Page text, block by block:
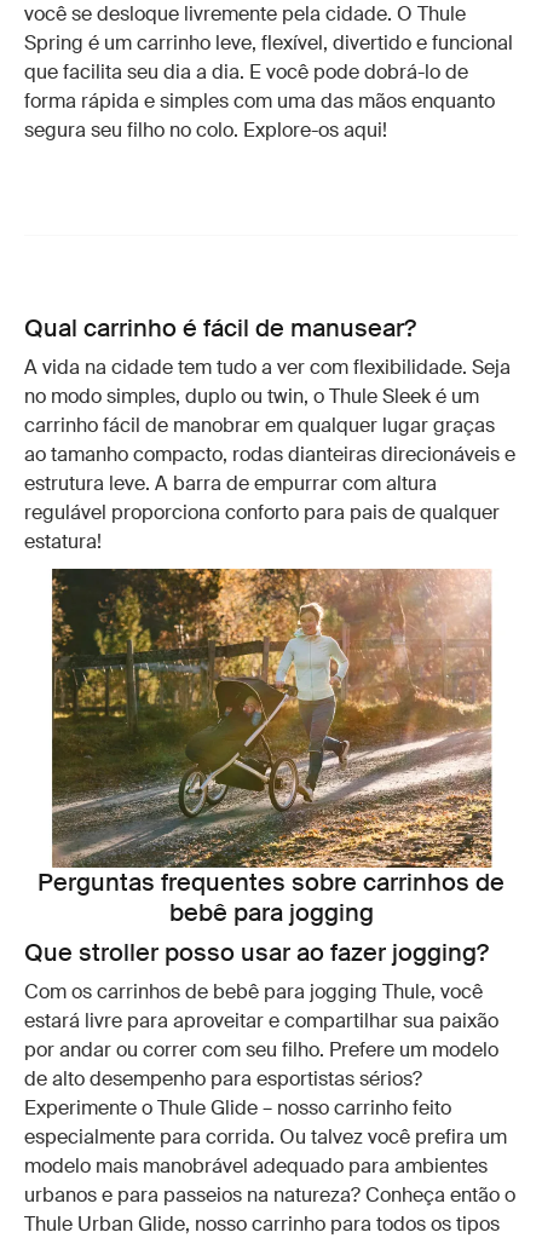
você se desloque livremente pela cidade. O Thule
Spring é um carrinho leve, flexível, divertido e funcional
que facilita seu dia a dia. E você pode dobrá-lo de
forma rápida e simples com uma das mãos enquanto
segura seu filho no colo. Explore-os aqui!
Qual carrinho é fácil de manusear?
A vida na cidade tem tudo a ver com flexibilidade. Seja
no modo simples, duplo ou twin, o Thule Sleek é um
carrinho fácil de manobrar em qualquer lugar graças
ao tamanho compacto, rodas dianteiras direcionáveis e
estrutura leve. A barra de empurrar com altura
regulável proporciona conforto para pais de qualquer
estatura!
Perguntas frequentes sobre carrinhos de
bebê para jogging
Que stroller posso usar ao fazer jogging?
Com os carrinhos de bebê para jogging Thule, você
estará livre para aproveitar e compartilhar sua paixão
por andar ou correr com seu filho. Prefere um modelo
de alto desempenho para esportistas sérios?
Experimente o Thule Glide – nosso carrinho feito
especialmente para corrida. Ou talvez você prefira um
modelo mais manobrável adequado para ambientes
urbanos e para passeios na natureza? Conheça então o
Thule Urban Glide, nosso carrinho para todos os tipos